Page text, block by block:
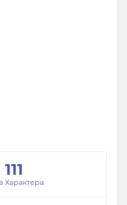
111
Характера